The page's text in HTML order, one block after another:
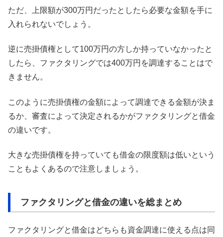
ただ、上限額が300万円だったとしたら必要な金額を手に
入れられないでしょう。
逆に売掛債権として100万円の方しか持っていなかったと
したら、ファクタリングでは400万円を調達することはで
きません。
このように売掛債権の金額によって調達できる金額が決ま
るか、審査によって決定されるかがファクタリングと借金
の違いです。
大きな売掛債権を持っていても借金の限度額は低いという
こともよくあるので注意しましょう。
ファクタリングと借金の違いを総まとめ
ファクタリングと借金はどちらも資金調達に使える点は同